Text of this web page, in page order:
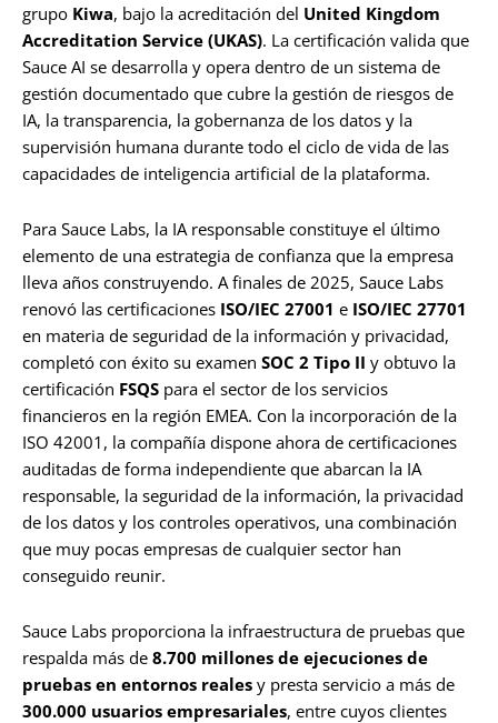
grupo Kiwa, bajo la acreditación del United Kingdom
Accreditation Service (UKAS). La certificación valida que
Sauce AI se desarrolla y opera dentro de un sistema de
gestión documentado que cubre la gestión de riesgos de
IA, la transparencia, la gobernanza de los datos y la
supervisión humana durante todo el ciclo de vida de las
capacidades de inteligencia artificial de la plataforma.
Para Sauce Labs, la IA responsable constituye el último
elemento de una estrategia de confianza que la empresa
lleva años construyendo. A finales de 2025, Sauce Labs
renovó las certificaciones ISO/IEC 27001 e ISO/IEC 27701
en materia de seguridad de la información y privacidad,
completó con éxito su examen SOC 2 Tipo II y obtuvo la
certificación FSQS para el sector de los servicios
financieros en la región EMEA. Con la incorporación de la
ISO 42001, la compañía dispone ahora de certificaciones
auditadas de forma independiente que abarcan la IA
responsable, la seguridad de la información, la privacidad
de los datos y los controles operativos, una combinación
que muy pocas empresas de cualquier sector han
conseguido reunir.
Sauce Labs proporciona la infraestructura de pruebas que
respalda más de 8.700 millones de ejecuciones de
pruebas en entornos reales y presta servicio a más de
300.000 usuarios empresariales, entre cuyos clientes